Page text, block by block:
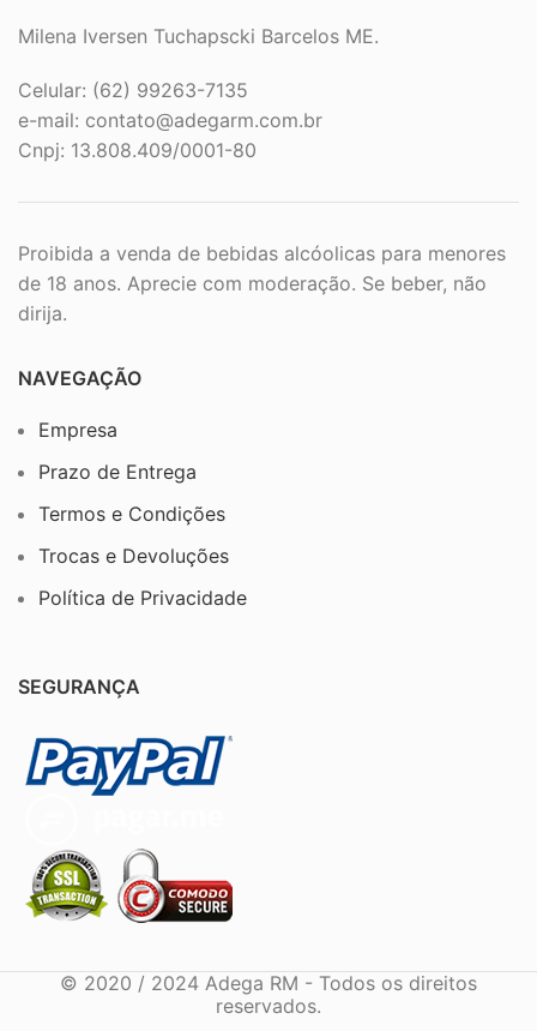
Milena Iversen Tuchapscki Barcelos ME.
Celular: (62) 99263-7135
e-mail: contato@adegarm.com.br
Cnpj: 13.808.409/0001-80
Proibida a venda de bebidas alcóolicas para menores
de 18 anos. Aprecie com moderação. Se beber, não
dirija.
NAVEGAÇÃO
Empresa
Prazo de Entrega
Termos e Condições
Trocas e Devoluções
Política de Privacidade
SEGURANÇA
© 2020 / 2024 Adega RM - Todos os direitos
reservados.